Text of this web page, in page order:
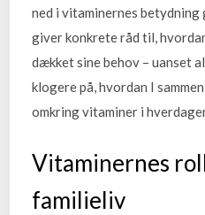
ned i vitaminernes
giver konkrete råd til,
dækket sine behov – uanset
klogere på, hvordan I
omkring vitaminer i
Vitaminernes
familieliv